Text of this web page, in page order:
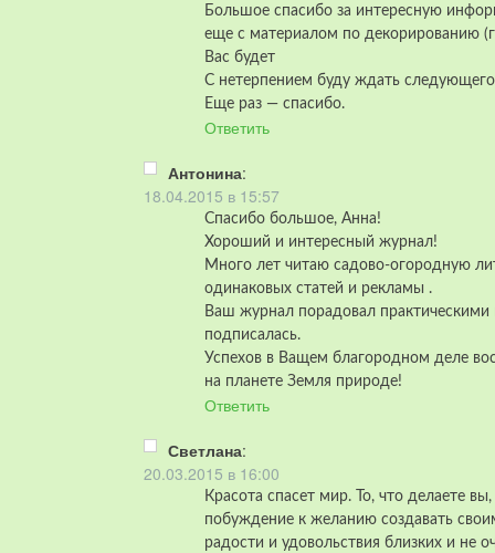
Большое спасибо за интересную
еще с материалом по декорированию
Вас будет
С нетерпением буду ждать
Еще раз — спасибо.
Ответить
Антонина:
18.04.2015 в 15:57
Спасибо большое, Анна!
Хороший и интересный журнал!
Много лет читаю садово-огородную
одинаковых статей и рекламы .
Ваш журнал порадовал практическими
подписалась.
Успехов в Ващем благородном деле
на планете Земля природе!
Ответить
Светлана:
20.03.2015 в 16:00
Красота спасет мир. То, что делаете
побуждение к желанию создавать
радости и удовольствия близких и не